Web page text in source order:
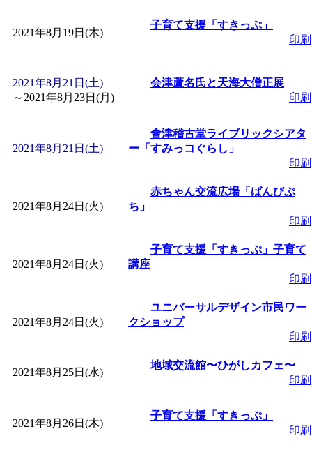
2021年8月19日(木)
子育て支援「すきっぷ」
印刷
2021年8月21日(土)
～ 2021年8月23日(月)
会津蘆名氏と天海大僧正展
印刷
2021年8月21日(土)
會津稽古堂ライブリックシアタ
ー「すみっコぐらし」
印刷
2021年8月24日(火)
赤ちゃん交流広場「ばんびぷ
ち」
印刷
2021年8月24日(火)
子育て支援「すきっぷ」子育て
講座
印刷
2021年8月24日(火)
ユニバーサルデザイン市民ワー
クショップ
印刷
2021年8月25日(水)
地域交流館〜ひがしカフェ〜
印刷
2021年8月26日(木)
子育て支援「すきっぷ」
印刷